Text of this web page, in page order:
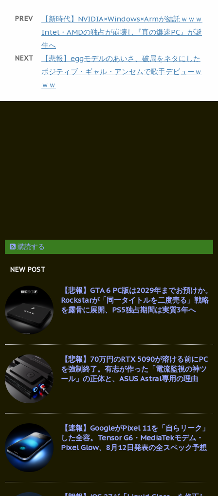
PREV
【新時代】NVIDIA×Windows×Armが結託ｗｗｗ
Intel・AMDの独占が崩壊し『真の爆速PC』が誕
生へ
NEXT
【悲報】eggモデルのあいさ、破局をネタにした
ポジティブ・ギャル・アンセムで歌手デビューｗ
ｗｗ
購読する
NEW POST
【悲報】GTA 6 PC版は2029年までお預けか。
Rockstarが「同一タイトルを二度売る」戦略
を露骨に展開、PS5独占期間は実質3年へ
【悲報】70万円のRTX 5090が溶ける前にPC
を強制終了。有志が作った「電流監視の神ツ
ール」の正体と、ASUS Astral専用の理由
【速報】GoogleがPixel 11を「自らリーク」
した全容。Tensor G6・MediaTekモデム・
Pixel Glow、8月12日発表の全スペック予想